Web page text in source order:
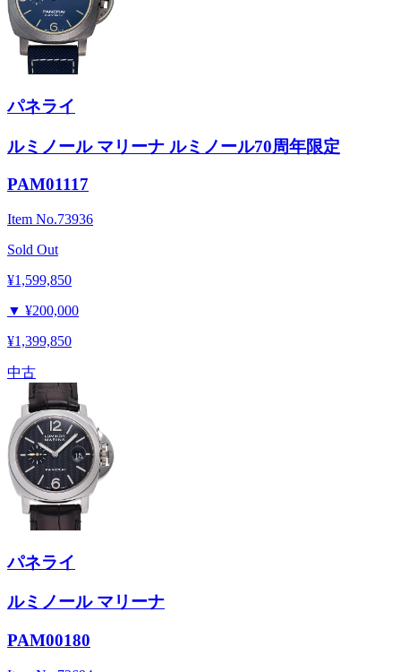
パネライ
ルミノール マリーナ ルミノール70周年限定
PAM01117
Item No.73936
Sold Out
¥1,599,850
▼ ¥200,000
¥1,399,850
中古
パネライ
ルミノール マリーナ
PAM00180